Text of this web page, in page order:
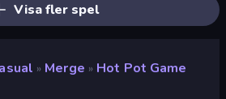
Visa fler spel
» Merge » Hot Pot Game